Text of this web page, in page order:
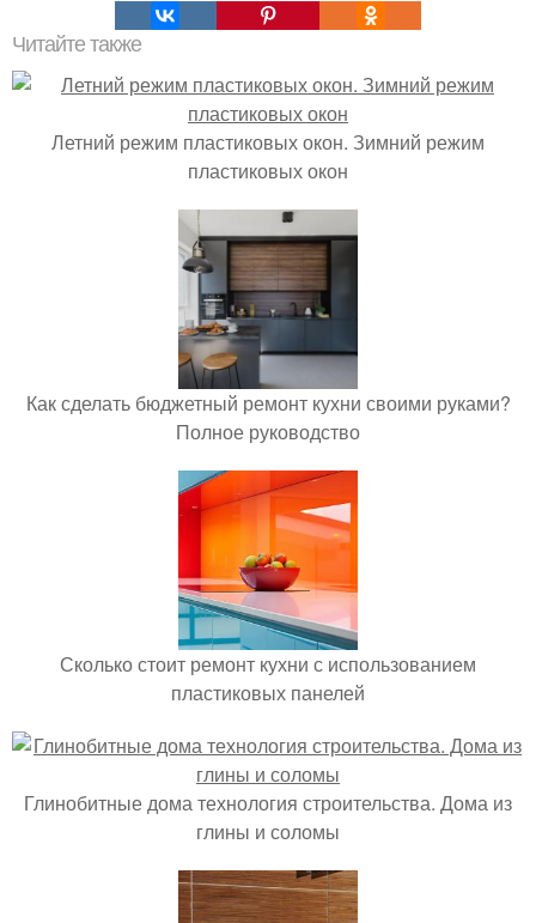
Читайте также
Летний режим пластиковых окон. Зимний режим
пластиковых окон
Как сделать бюджетный ремонт кухни своими руками?
Полное руководство
Сколько стоит ремонт кухни с использованием
пластиковых панелей
Глинобитные дома технология строительства. Дома из
глины и соломы